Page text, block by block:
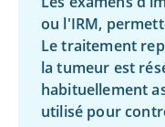
ou l'IRM,
Le traitement
la tumeur est
habituellement
utilisé pour